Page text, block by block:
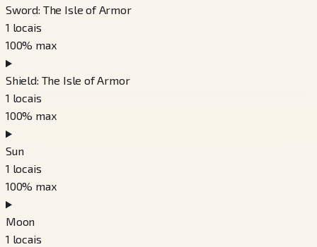
Sword: The Isle of Armor
1 locais
100% max
Shield: The Isle of Armor
1 locais
100% max
Sun
1 locais
100% max
Moon
1 locais